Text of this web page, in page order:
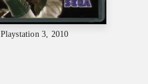
Playstation 3, 2010